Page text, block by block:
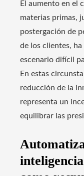
El aumento en el
materias primas,
postergación de
de los clientes,
escenario difícil
En estas
reducción de la
representa un
equilibrar las